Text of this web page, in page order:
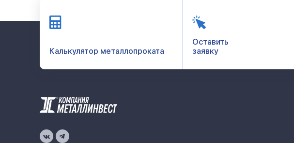
Калькулятор металлопроката
Оставить
заявку